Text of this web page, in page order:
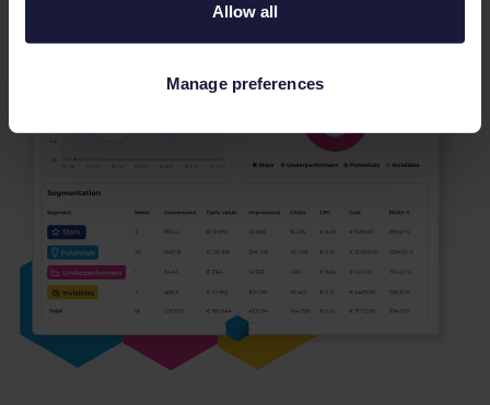
Allow all
Manage preferences